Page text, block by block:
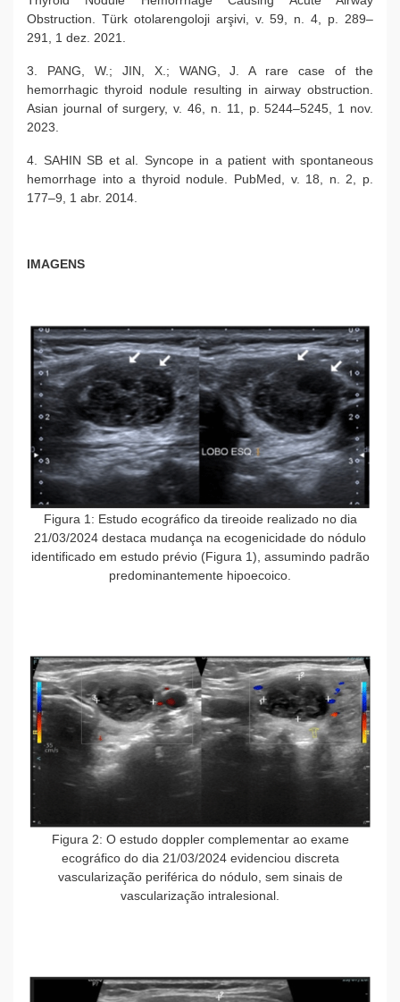
Obstruction. Türk otolarengoloji arşivi, v. 59, n. 4, p. 289–
291, 1 dez. 2021.
3. PANG, W.; JIN, X.; WANG, J. A rare case of the
hemorrhagic thyroid nodule resulting in airway obstruction.
Asian journal of surgery, v. 46, n. 11, p. 5244–5245, 1 nov.
2023.
4. SAHIN SB et al. Syncope in a patient with spontaneous
hemorrhage into a thyroid nodule. PubMed, v. 18, n. 2, p.
177–9, 1 abr. 2014.
IMAGENS
Figura 1: Estudo ecográfico da tireoide realizado no dia
21/03/2024 destaca mudança na ecogenicidade do nódulo
identificado em estudo prévio (Figura 1), assumindo padrão
predominantemente hipoecoico.
Figura 2: O estudo doppler complementar ao exame
ecográfico do dia 21/03/2024 evidenciou discreta
vascularização periférica do nódulo, sem sinais de
vascularização intralesional.